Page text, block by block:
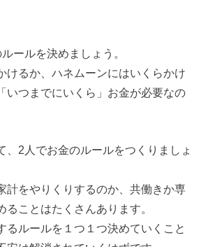
ールを決めましょう。
けるか、ハネムーンにはいくらかけ
いつまでにいくら」お金が必要なの
、2人でお金のルールをつくりましょ
計をやりくりするのか、共働きか専
ることはたくさんあります。
るルールを１つ１つ決めていくこと